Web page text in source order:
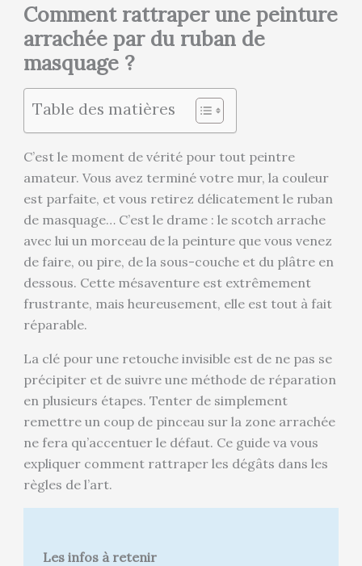
Comment rattraper une peinture
arrachée par du ruban de
masquage ?
Table des matières
C’est le moment de vérité pour tout peintre
amateur. Vous avez terminé votre mur, la couleur
est parfaite, et vous retirez délicatement le ruban
de masquage… C’est le drame : le scotch arrache
avec lui un morceau de la peinture que vous venez
de faire, ou pire, de la sous-couche et du plâtre en
dessous. Cette mésaventure est extrêmement
frustrante, mais heureusement, elle est tout à fait
réparable.
La clé pour une retouche invisible est de ne pas se
précipiter et de suivre une méthode de réparation
en plusieurs étapes. Tenter de simplement
remettre un coup de pinceau sur la zone arrachée
ne fera qu’accentuer le défaut. Ce guide va vous
expliquer comment rattraper les dégâts dans les
règles de l’art.
Les infos à retenir